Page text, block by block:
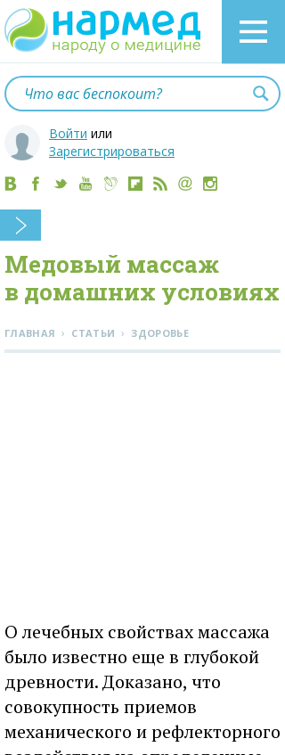
Войти или
Зарегистрироваться
Медовый массаж
в домашних условиях
ГЛАВНАЯ › СТАТЬИ › ЗДОРОВЬЕ
О лечебных свойствах массажа
было известно еще в глубокой
древности. Доказано, что
совокупность приемов
механического и рефлекторного